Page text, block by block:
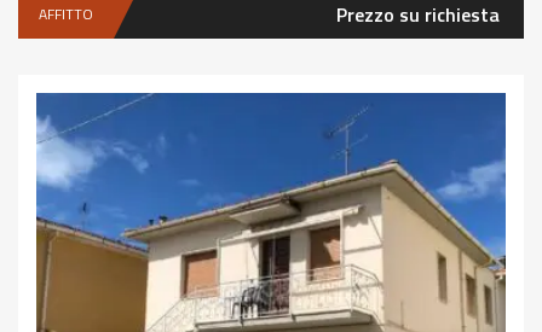
AFFITTO Prezzo su richiesta